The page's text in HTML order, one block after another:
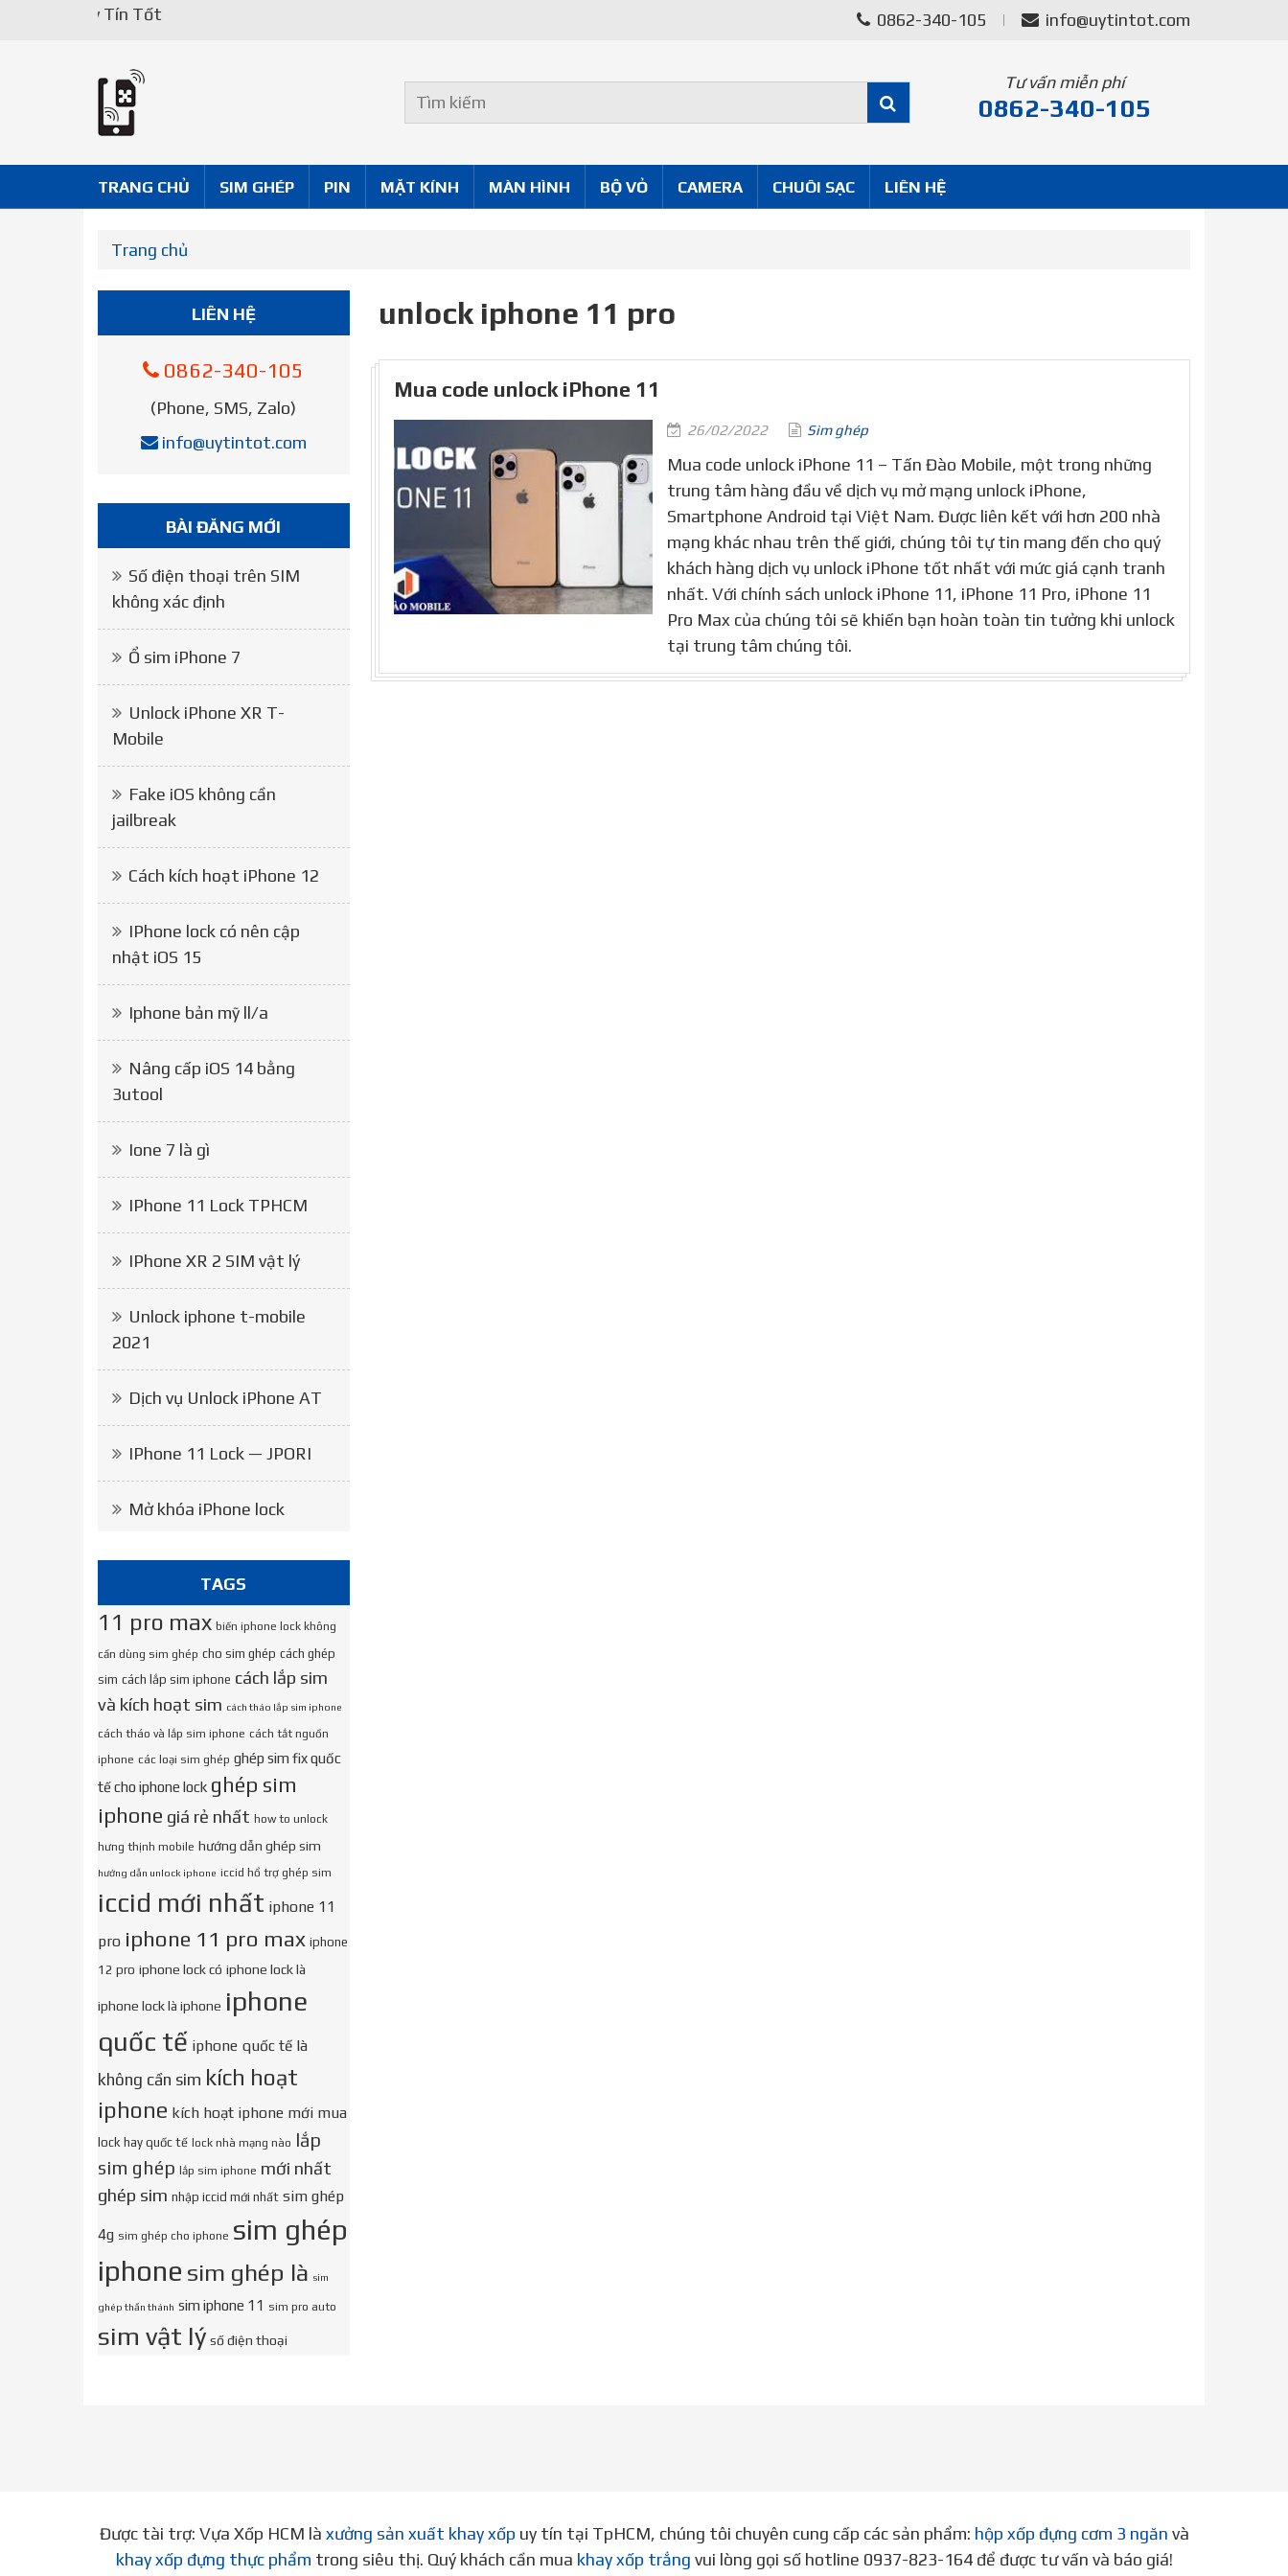
Uy Tín Tốt 0862-340-105 info@uytintot.com
Tư vấn miễn phí
0862-340-105
TRANG CHỦ SIM GHÉP PIN MẶT KÍNH MÀN HÌNH BỘ VỎ CAMERA CHUÔI SẠC LIÊN HỆ
Trang chủ
unlock iphone 11 pro
Mua code unlock iPhone 11
26/02/2022 Sim ghép
Mua code unlock iPhone 11 – Tấn Đào Mobile, một trong những
trung tâm hàng đầu về dịch vụ mở mạng unlock iPhone,
Smartphone Android tại Việt Nam. Được liên kết với hơn 200 nhà
mạng khác nhau trên thế giới, chúng tôi tự tin mang đến cho quý
khách hàng dịch vụ unlock iPhone tốt nhất với mức giá cạnh tranh
nhất. Với chính sách unlock iPhone 11, iPhone 11 Pro, iPhone 11
Pro Max của chúng tôi sẽ khiến bạn hoàn toàn tin tưởng khi unlock
tại trung tâm chúng tôi.
LIÊN HỆ
0862-340-105
(Phone, SMS, Zalo)
info@uytintot.com
BÀI ĐĂNG MỚI
Số điện thoại trên SIM
không xác định
Ổ sim iPhone 7
Unlock iPhone XR T-
Mobile
Fake iOS không cần
jailbreak
Cách kích hoạt iPhone 12
IPhone lock có nên cập
nhật iOS 15
Iphone bản mỹ ll/a
Nâng cấp iOS 14 bằng
3utool
Ione 7 là gì
IPhone 11 Lock TPHCM
IPhone XR 2 SIM vật lý
Unlock iphone t-mobile
2021
Dịch vụ Unlock iPhone AT
IPhone 11 Lock — JPORI
Mở khóa iPhone lock
TAGS
11 pro max biến iphone lock không
cần dùng sim ghép cho sim ghép cách ghép
sim cách lắp sim iphone cách lắp sim
và kích hoạt sim cách tháo lắp sim iphone
cách tháo và lắp sim iphone cách tắt nguồn
iphone các loại sim ghép ghép sim fix quốc
tế cho iphone lock ghép sim
iphone giá rẻ nhất how to unlock
hưng thịnh mobile hướng dẫn ghép sim
hướng dẫn unlock iphone iccid hổ trợ ghép sim
iccid mới nhất iphone 11
pro iphone 11 pro max iphone
12 pro iphone lock có iphone lock là
iphone lock là iphone iphone
quốc tế iphone quốc tế là
không cần sim kích hoạt
iphone kích hoạt iphone mới mua
lock hay quốc tế lock nhà mạng nào lắp
sim ghép lắp sim iphone mới nhất
ghép sim nhập iccid mới nhất sim ghép
4g sim ghép cho iphone sim ghép
iphone sim ghép là sim
ghép thần thánh sim iphone 11 sim pro auto
sim vật lý số điện thoại
Được tài trợ: Vựa Xốp HCM là xưởng sản xuất khay xốp uy tín tại TpHCM, chúng tôi chuyên cung cấp các sản phẩm: hộp xốp đựng cơm 3 ngăn và
khay xốp đựng thực phẩm trong siêu thị. Quý khách cần mua khay xốp trắng vui lòng gọi số hotline 0937-823-164 để được tư vấn và báo giá!